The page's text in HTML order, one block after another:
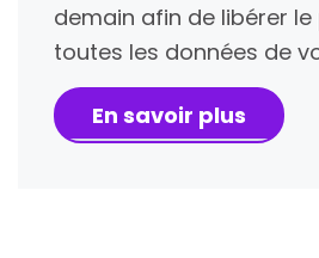
demain afin de libérer
toutes les données de
En savoir plus